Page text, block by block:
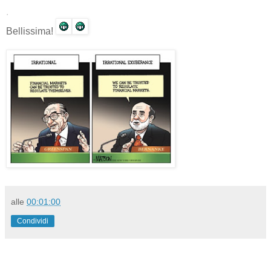
.
Bellissima!
alle 00:01:00
Condividi